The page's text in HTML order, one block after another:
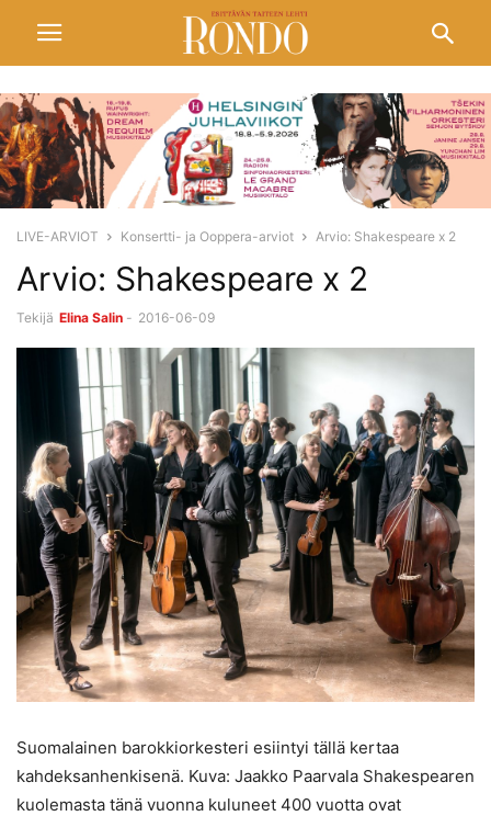
LIVE-ARVIOT Konsertti- ja Ooppera-arviot Arvio: Shakespeare x 2
Arvio: Shakespeare x 2
Tekijä Elina Salin - 2016-06-09
Suomalainen barokkiorkesteri esiintyi tällä kertaa
kahdeksanhenkisenä. Kuva: Jaakko Paarvala Shakespearen
kuolemasta tänä vuonna kuluneet 400 vuotta ovat